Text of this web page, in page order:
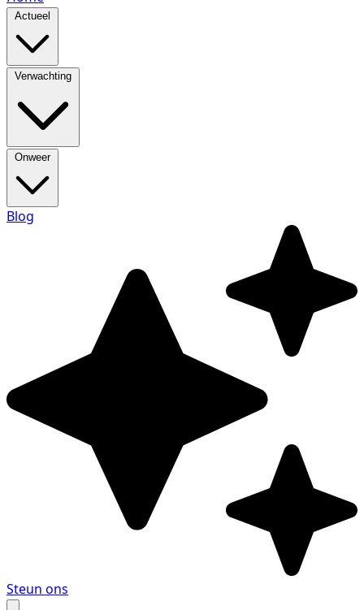
Actueel
Verwachting
Onweer
Blog
Steun ons